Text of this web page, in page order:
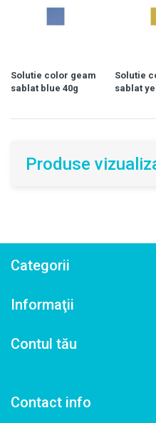
Solutie color geam
sablat blue 40g
Solutie
sablat
Produse
Categorii
Informaţii
Contul tău
Contact info